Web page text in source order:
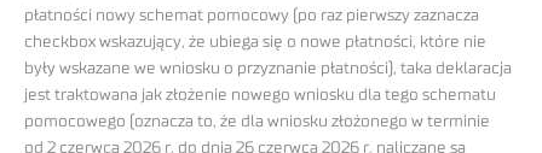
płatności nowy schemat pomocowy (po raz pierwszy zaznacza
checkbox wskazujący, że ubiega się o nowe płatności, które nie
były wskazane we wniosku o przyznanie płatności), taka deklaracja
jest traktowana jak złożenie nowego wniosku dla tego schematu
pomocowego (oznacza to, że dla wniosku złożonego w terminie
od 2 czerwca 2026 r. do dnia 26 czerwca 2026 r. naliczane są